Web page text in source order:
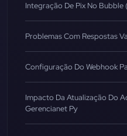
Integração De Pix No
Problemas Com Respostas
Configuração Do Webhook
Impacto Da Atualização Do
Gerencianet Py